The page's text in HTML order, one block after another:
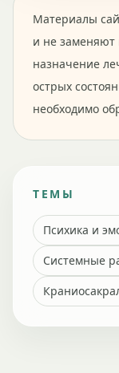
Материалы
и не заменяют
назначение
острых
необходимо
ТЕМЫ
Психика и
Системные